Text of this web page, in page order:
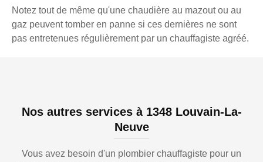
Notez tout de même qu'une chaudière au mazout ou au
gaz peuvent tomber en panne si ces dernières ne sont
pas entretenues régulièrement par un chauffagiste agréé.
Nos autres services à 1348 Louvain-La-
Neuve
Vous avez besoin d'un plombier chauffagiste pour un